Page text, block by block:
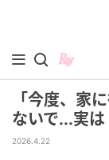
「今度、家
ないで...実
2026.4.22